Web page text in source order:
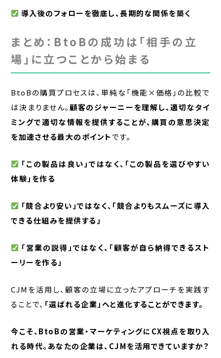
導入後のフォローを徹底し、長期的な関係を築く
まとめ：BtoBの成功は「相手の立
場」に立つことから始まる
BtoBの購買プロセスは、単純な「機能×価格」の比較で
は決まりません。顧客のジャーニーを理解し、適切なタイ
ミングで適切な情報を提供することが、購買の意思決定
を加速させる最大のポイントです。
「この製品は良い」ではなく、「この製品を選びやすい
体験」を作る
「競合より安い」ではなく、「競合よりもスムーズに導入
できる仕組みを提供する」
「営業の説得」ではなく、「顧客が自ら納得できるスト
ーリーを作る」
CJMを活用し、顧客の立場に立ったアプローチを実践す
ることで、 「選ばれる企業」へと進化することができます。
今こそ、BtoBの営業・マーケティングにCX視点を取り入
れる時代。あなたの企業は、CJMを活用できていますか？